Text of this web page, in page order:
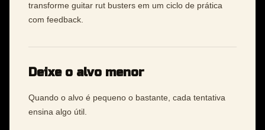
transforme guitar rut busters em um ciclo de prática
com feedback.
Deixe o alvo menor
Quando o alvo é pequeno o bastante, cada tentativa
ensina algo útil.